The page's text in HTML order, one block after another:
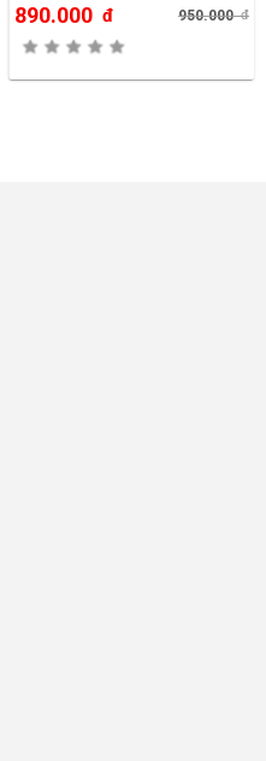
890.000 đ 950.000đ